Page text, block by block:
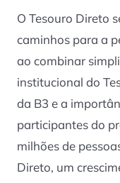
O Tesouro Direto
caminhos para a
ao combinar
institucional do
da B3 e a
participantes do
milhões de
Direto, um